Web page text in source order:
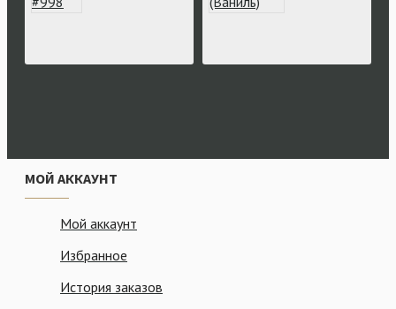
МОЙ АККАУНТ
Мой аккаунт
Избранное
История заказов